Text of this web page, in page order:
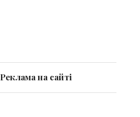
Реклама на сайті